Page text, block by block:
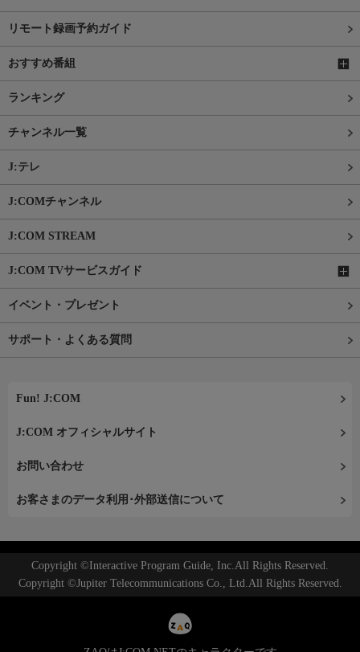
リモート録画予約ガイド
おすすめ番組
ランキング
チャンネル一覧
J:テレ
J:COMチャンネル
J:COM STREAM
J:COM TVサービスガイド
イベント・プレゼント
サポート・よくある質問
Fun! J:COM
J:COM オフィシャルサイト
お問い合わせ
お客さまのデータ利用･外部送信について
Copyright ©Interactive Program Guide, Inc.All Rights Reserved.
Copyright ©Jupiter Telecommunications Co., Ltd.All Rights Reserved.